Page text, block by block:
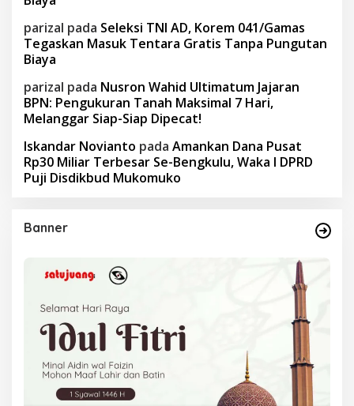
parizal pada Seleksi TNI AD, Korem 041/Gamas
Tegaskan Masuk Tentara Gratis Tanpa Pungutan
Biaya
parizal pada Nusron Wahid Ultimatum Jajaran
BPN: Pengukuran Tanah Maksimal 7 Hari,
Melanggar Siap-Siap Dipecat!
Iskandar Novianto pada Amankan Dana Pusat
Rp30 Miliar Terbesar Se-Bengkulu, Waka I DPRD
Puji Disdikbud Mukomuko
Banner